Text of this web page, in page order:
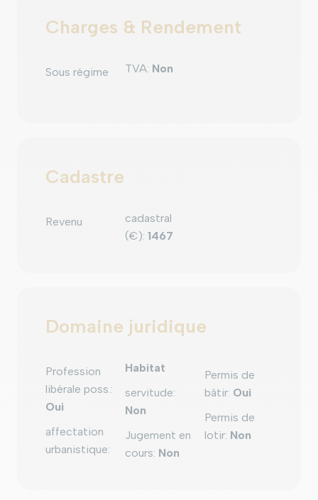
Charges & Rendement
Sous régime TVA: Non
Cadastre
Revenu
cadastral
(€): 1467
Domaine juridique
Profession
libérale poss.:
Oui
affectation
urbanistique:
Habitat
servitude:
Non
Jugement en
cours: Non
Permis de
bâtir: Oui
Permis de
lotir: Non